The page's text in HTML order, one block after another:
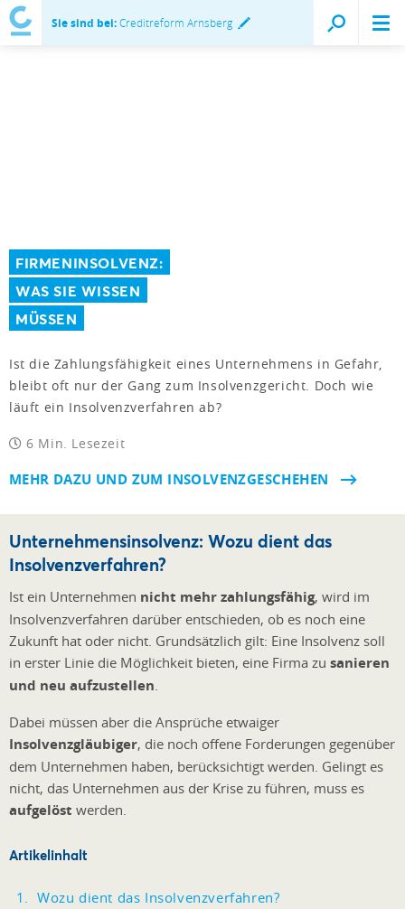
Sie sind bei:Creditreform Arnsberg
FIRMENINSOLVENZ:
WAS SIE WISSEN
MÜSSEN
Ist die Zahlungsfähigkeit eines Unternehmens in Gefahr,
bleibt oft nur der Gang zum Insolvenzgericht. Doch wie
läuft ein Insolvenzverfahren ab?
6 Min. Lesezeit
MEHR DAZU UND ZUM INSOLVENZGESCHEHEN
Unternehmensinsolvenz: Wozu dient das
Insolvenzverfahren?
Ist ein Unternehmen nicht mehr zahlungsfähig, wird im
Insolvenzverfahren darüber entschieden, ob es noch eine
Zukunft hat oder nicht. Grundsätzlich gilt: Eine Insolvenz soll
in erster Linie die Möglichkeit bieten, eine Firma zu sanieren
und neu aufzustellen
Dabei müssen aber die Ansprüche etwaiger
Insolvenzgläubiger, die noch offene Forderungen gegenüber
dem Unternehmen haben, berücksichtigt werden. Gelingt es
nicht, das Unternehmen aus der Krise zu führen, muss es
aufgelöst werden.
Artikelinhalt
Wozu dient das Insolvenzverfahren?